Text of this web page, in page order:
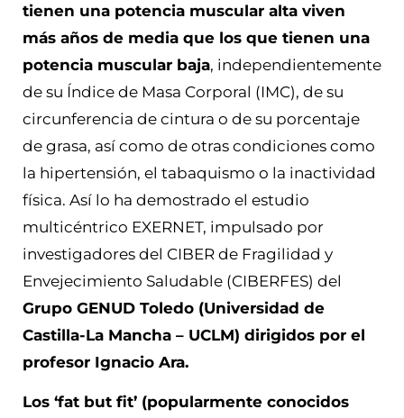
tienen una potencia muscular alta viven
más años de media que los que tienen una
potencia muscular baja, independientemente
de su Índice de Masa Corporal (IMC), de su
circunferencia de cintura o de su porcentaje
de grasa, así como de otras condiciones como
la hipertensión, el tabaquismo o la inactividad
física. Así lo ha demostrado el estudio
multicéntrico EXERNET, impulsado por
investigadores del CIBER de Fragilidad y
Envejecimiento Saludable (CIBERFES) del
Grupo GENUD Toledo (Universidad de
Castilla-La Mancha – UCLM) dirigidos por el
profesor Ignacio Ara.
Los ‘fat but fit’ (popularmente conocidos